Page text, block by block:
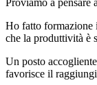
Proviamo a pensare
Ho fatto formazione
che la produttività è
Un posto
favorisce il